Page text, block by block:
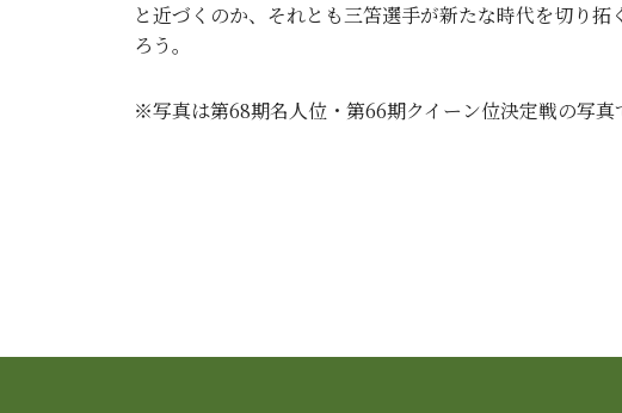
と近づくのか、それとも三笘選手が新たな時代を切り
ろう。
※写真は第68期名人位・第66期クイーン位決定戦の写真